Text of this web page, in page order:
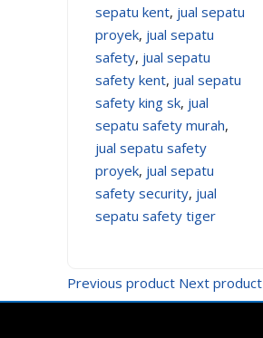
sepatu kent, jual sepatu
proyek, jual sepatu
safety, jual sepatu
safety kent, jual sepatu
safety king sk, jual
sepatu safety murah,
jual sepatu safety
proyek, jual sepatu
safety security, jual
sepatu safety tiger
Previous product Next product